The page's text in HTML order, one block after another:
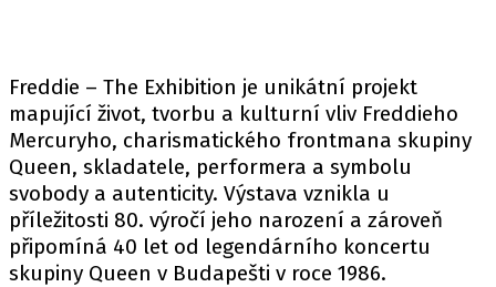
Freddie – The Exhibition je unikátní projekt
mapující život, tvorbu a kulturní vliv Freddieho
Mercuryho, charismatického frontmana skupiny
Queen, skladatele, performera a symbolu
svobody a autenticity. Výstava vznikla u
příležitosti 80. výročí jeho narození a zároveň
připomíná 40 let od legendárního koncertu
skupiny Queen v Budapešti v roce 1986.